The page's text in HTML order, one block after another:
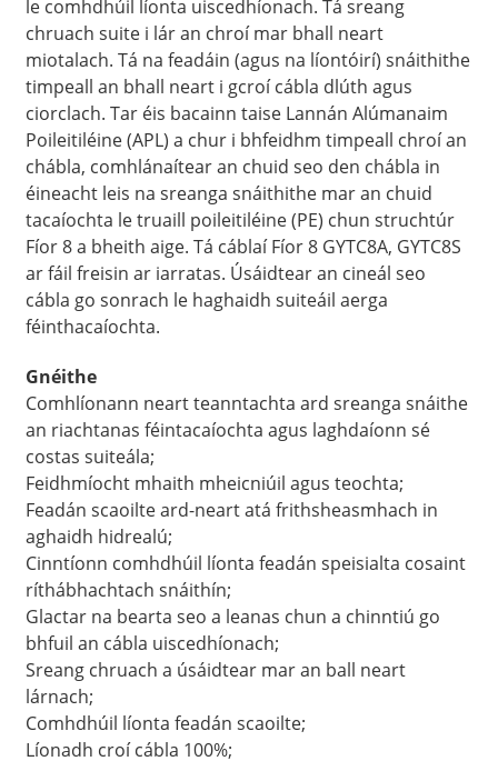
le comhdhúil líonta uiscedhíonach. Tá sreang
chruach suite i lár an chroí mar bhall neart
miotalach. Tá na feadáin (agus na líontóirí) snáithithe
timpeall an bhall neart i gcroí cábla dlúth agus
ciorclach. Tar éis bacainn taise Lannán Alúmanaim
Poileitiléine (APL) a chur i bhfeidhm timpeall chroí an
chábla, comhlánaítear an chuid seo den chábla in
éineacht leis na sreanga snáithithe mar an chuid
tacaíochta le truaill poileitiléine (PE) chun struchtúr
Fíor 8 a bheith aige. Tá cáblaí Fíor 8 GYTC8A, GYTC8S
ar fáil freisin ar iarratas. Úsáidtear an cineál seo
cábla go sonrach le haghaidh suiteáil aerga
féinthacaíochta.
Gnéithe
Comhlíonann neart teanntachta ard sreanga snáithe
an riachtanas féintacaíochta agus laghdaíonn sé
costas suiteála;
Feidhmíocht mhaith mheicniúil agus teochta;
Feadán scaoilte ard-neart atá frithsheasmhach in
aghaidh hidrealú;
Cinntíonn comhdhúil líonta feadán speisialta cosaint
ríthábhachtach snáithín;
Glactar na bearta seo a leanas chun a chinntiú go
bhfuil an cábla uiscedhíonach;
Sreang chruach a úsáidtear mar an ball neart
lárnach;
Comhdhúil líonta feadán scaoilte;
Líonadh croí cábla 100%;